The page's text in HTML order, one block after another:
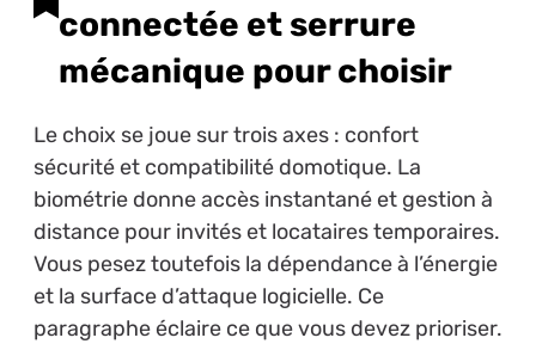
connectée et serrure
mécanique pour choisir
Le choix se joue sur trois axes : confort
sécurité et compatibilité domotique. La
biométrie donne accès instantané et gestion à
distance pour invités et locataires temporaires.
Vous pesez toutefois la dépendance à l’énergie
et la surface d’attaque logicielle. Ce
paragraphe éclaire ce que vous devez prioriser.